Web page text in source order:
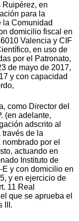
Ruipérez, en
para la
la Comunidad
domicilio fiscal en
Valencia y CIF
en uso de
por el Patronato,
de mayo de 2017,
y con capacidad
como Director del
(en adelante,
adscrito al
de la
por el
actuando en
Instituto de
y con domicilio en
y en ejercicio de
11 Real
que se aprueba el
III.